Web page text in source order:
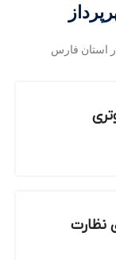
استان فارس
نظارت